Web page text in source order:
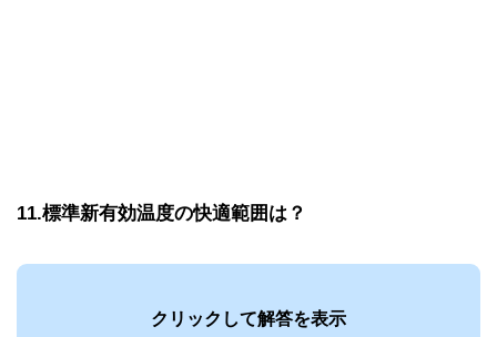
11.標準新有効温度の快適範囲は？
クリックして解答を表示